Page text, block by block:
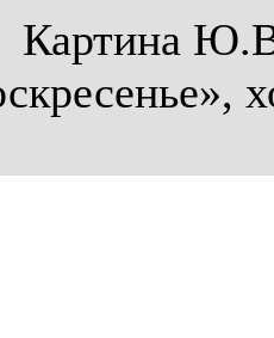
Картина